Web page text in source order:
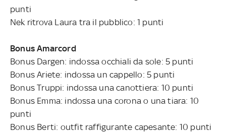
punti
Nek ritrova Laura tra il pubblico: 1 punti
Bonus Amarcord
Bonus Dargen: indossa occhiali da sole: 5 punti
Bonus Ariete: indossa un cappello: 5 punti
Bonus Truppi: indossa una canottiera: 10 punti
Bonus Emma: indossa una corona o una tiara: 10
punti
Bonus Berti: outfit raffigurante capesante: 10 punti